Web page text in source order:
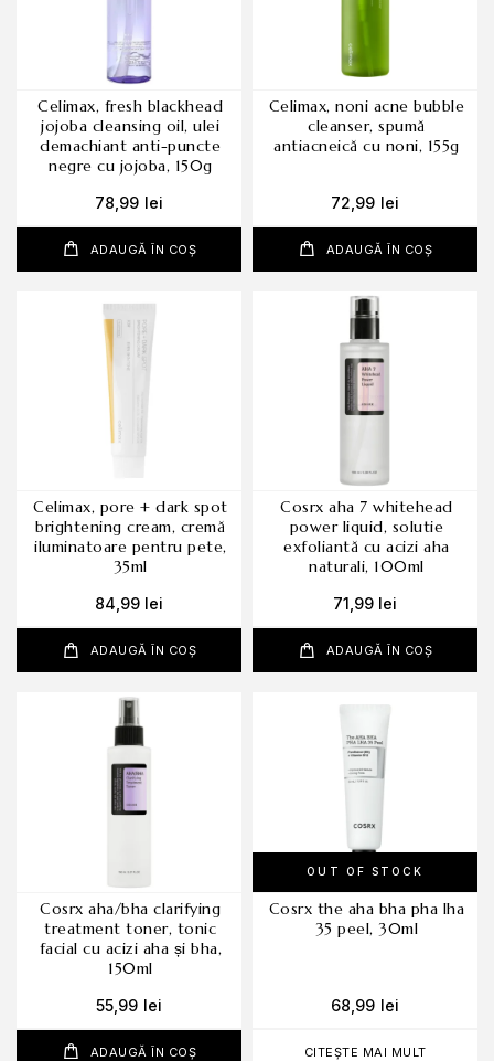
ADAUGĂ ÎN COȘ
celimax, fresh blackhead
jojoba cleansing oil, ulei
demachiant anti-puncte
negre cu jojoba, 150g
78,99 lei
ADAUGĂ ÎN COȘ
celimax, noni acne bubble
cleanser, spumă
antiacneică cu noni, 155g
72,99 lei
ADAUGĂ ÎN COȘ
celimax, pore + dark spot
brightening cream, cremă
iluminatoare pentru pete,
35ml
84,99 lei
ADAUGĂ ÎN COȘ
cosrx aha 7 whitehead
power liquid, solutie
exfoliantă cu acizi aha
naturali, 100ml
71,99 lei
ADAUGĂ ÎN COȘ
cosrx aha/bha clarifying
treatment toner, tonic
facial cu acizi aha și bha,
150ml
55,99 lei
OUT OF STOCK
CITEȘTE MAI MULT
cosrx the aha bha pha lha
35 peel, 30ml
68,99 lei